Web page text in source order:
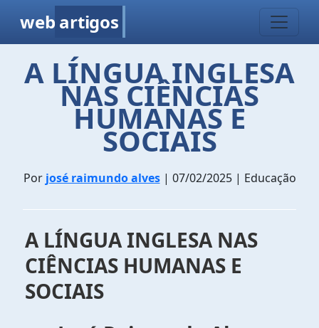
web artigos
A LÍNGUA INGLESA
NAS CIÊNCIAS
HUMANAS E
SOCIAIS
Por josé raimundo alves| 07/02/2025 | Educação
A LÍNGUA INGLESA NAS
CIÊNCIAS HUMANAS E
SOCIAIS